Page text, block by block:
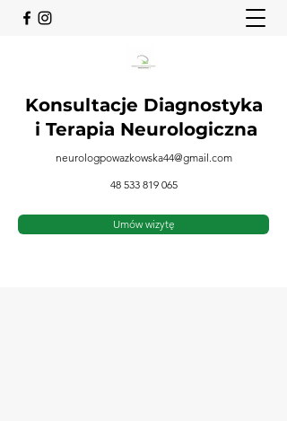
Konsultacje Diagnostyka
i Terapia Neurologiczna
neurologpowazkowska44@gmail.com
48 533 819 065
Umów wizytę